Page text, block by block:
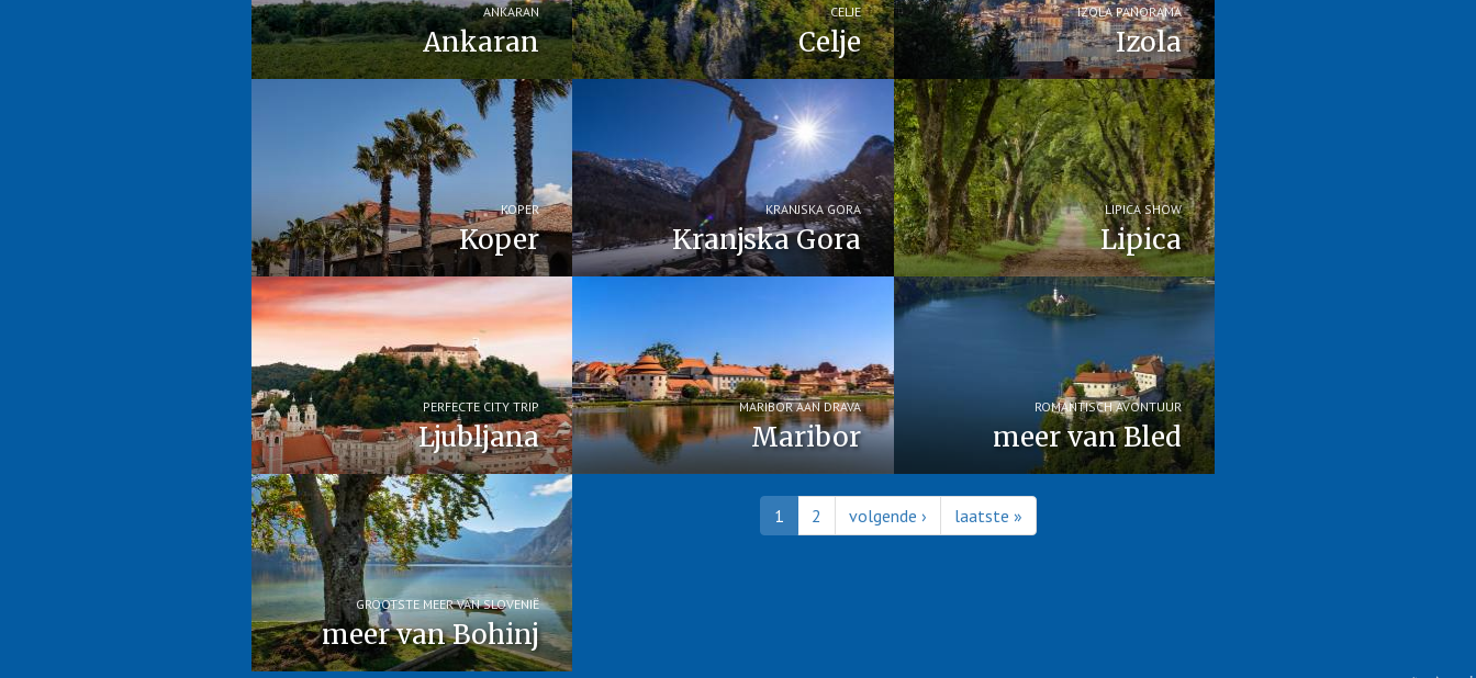
Ankaran
ANKARAN
Celje
CELJE
Izola
IZOLA PANORAMA
Koper
KOPER
Kranjska Gora
KRANJSKA GORA
Lipica
LIPICA SHOW
Ljubljana
PERFECTE CITY TRIP
Maribor
MARIBOR AAN DRAVA
meer van Bled
ROMANTISCH AVONTUUR
meer van Bohinj
GROOTSTE MEER VAN SLOVENIË
1 2 volgende › laatste »